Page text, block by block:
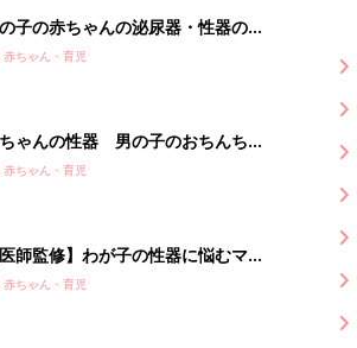
OFF以上が続々登場！Amazonの
気が...
Amazon）